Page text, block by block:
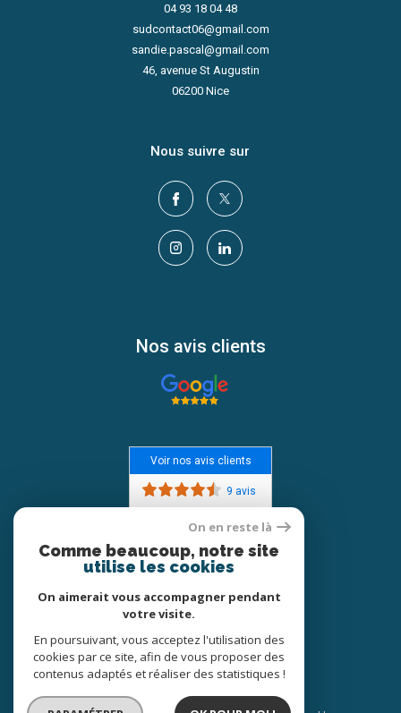
04 93 18 04 48
sudcontact06@gmail.com
sandie.pascal@gmail.com
46, avenue St Augustin
06200
Nice
Nous suivre sur
Nos avis clients
Voir nos avis clients
9 avis
On en reste là
Comme beaucoup, notre site
utilise les cookies
On aimerait vous accompagner pendant
votre visite.
En poursuivant, vous acceptez l'utilisation des
cookies par ce site, afin de vous proposer des
contenus adaptés et réaliser des statistiques !